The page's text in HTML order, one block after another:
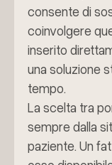
consente di
coinvolgere
inserito
una soluzione
tempo.
La scelta tra
sempre dalla
paziente. Un